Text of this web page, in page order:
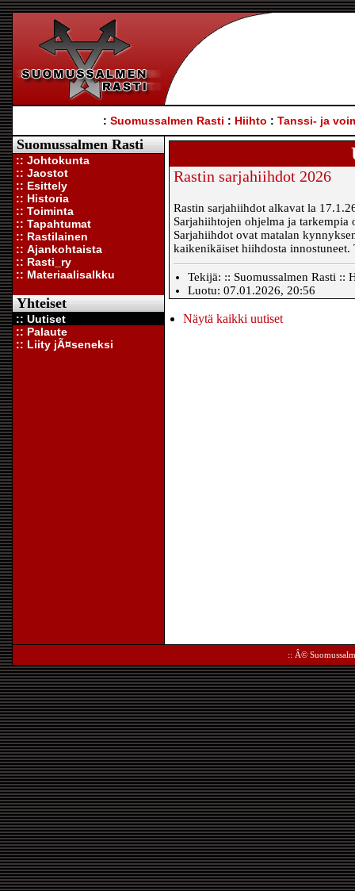
: Suomussalmen Rasti : Hiihto : Tanssi- ja
Suomussalmen Rasti
:: Johtokunta
:: Jaostot
:: Esittely
:: Historia
:: Toiminta
:: Tapahtumat
:: Rastilainen
:: Ajankohtaista
:: Rasti_ry
:: Materiaalisalkku
Yhteiset
:: Uutiset
:: Palaute
:: Liity jÃ¤seneksi
Rastin sarjahiihdot 2026
Rastin sarjahiihdot alkavat la
Sarjahiihtojen ohjelma ja
Sarjahiihdot ovat matalan
kaikenikäiset hiihdosta innostuneet.
Tekijä: :: Suomussalmen Rasti ::
Luotu: 07.01.2026, 20:56
Näytä kaikki uutiset
:: Â©